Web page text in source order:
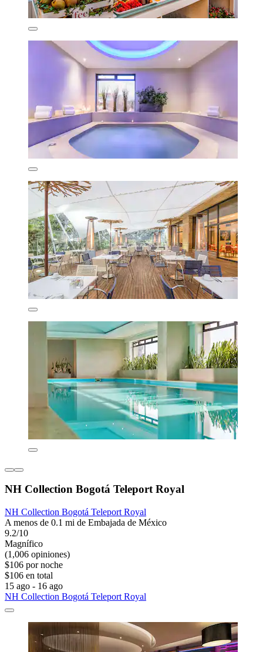
NH Collection Bogotá Teleport Royal
NH Collection Bogotá Teleport Royal
A menos de 0.1 mi de Embajada de México
9.2/10
Magnífico
(1,006 opiniones)
$106 por noche
$106 en total
15 ago - 16 ago
NH Collection Bogotá Teleport Royal